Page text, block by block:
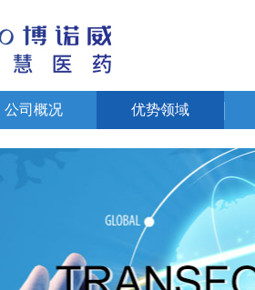
公司概况 优势领域